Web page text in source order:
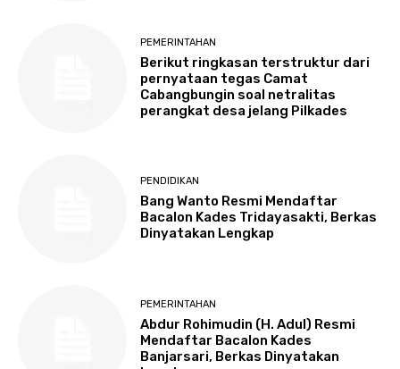
PEMERINTAHAN
Berikut ringkasan terstruktur dari
pernyataan tegas Camat
Cabangbungin soal netralitas
perangkat desa jelang Pilkades
PENDIDIKAN
Bang Wanto Resmi Mendaftar
Bacalon Kades Tridayasakti, Berkas
Dinyatakan Lengkap
PEMERINTAHAN
Abdur Rohimudin (H. Adul) Resmi
Mendaftar Bacalon Kades
Banjarsari, Berkas Dinyatakan